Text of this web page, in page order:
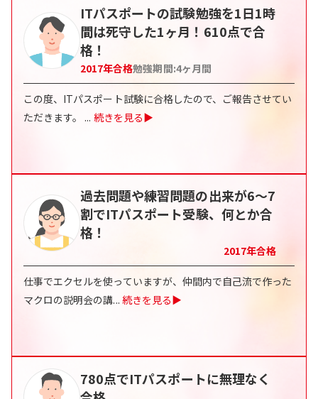
ITパスポートの試験勉強を1日1時
間は死守した1ヶ月！610点で合
格！
2017年合格勉強期間:4ヶ月間
この度、ITパスポート試験に合格したので、ご報告させてい
ただきます。 ... 続きを見る▶
過去問題や練習問題の出来が6～7
割でITパスポート受験、何とか合
格！
2017年合格
仕事でエクセルを使っていますが、仲間内で自己流で作った
マクロの説明会の講... 続きを見る▶
780点でITパスポートに無理なく